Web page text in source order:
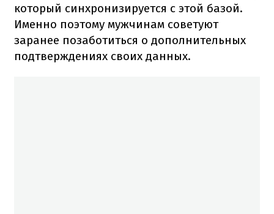
который синхронизируется с этой базой.
Именно поэтому мужчинам советуют
заранее позаботиться о дополнительных
подтверждениях своих данных.